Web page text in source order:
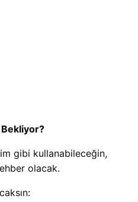
gibi kullanabileceğin,
olacak.